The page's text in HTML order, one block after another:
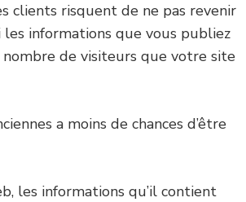
clients risquent de ne pas revenir
les informations que vous publiez
nombre de visiteurs que votre site
a moins de chances d’être
les informations qu’il contient